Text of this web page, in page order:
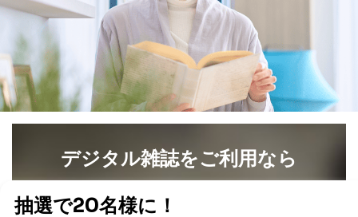
定期購読サービス
等をご利用の方の
個人情報
ル等による商品、
サービス、キャンペーン等の広告
に関するご案内のため
SNS公式アカウン
トに登録された方
の個人情報
当社のサービス利用状況の把握お
よびその分析のため
お問い合わせ対応、トラブル対
処、オペレーター教育など応対品
質向上のため
ため
※上記の利用目的のうちNo.1～5については保有個人デ
ータ（開示対象個人情報）の利用目的であり、下記4.の
開示等のご請求に対応させていただきます。
デジタル雑誌をご利用なら
書籍）が無料で読み放題！